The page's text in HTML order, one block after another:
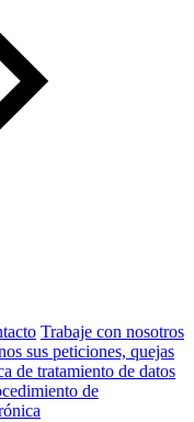
Trabaje con nosotros
sus peticiones, quejas
de tratamiento de datos
de